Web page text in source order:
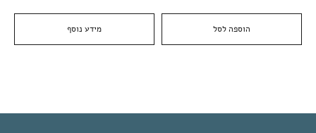
הוספה לסל מידע נוסף